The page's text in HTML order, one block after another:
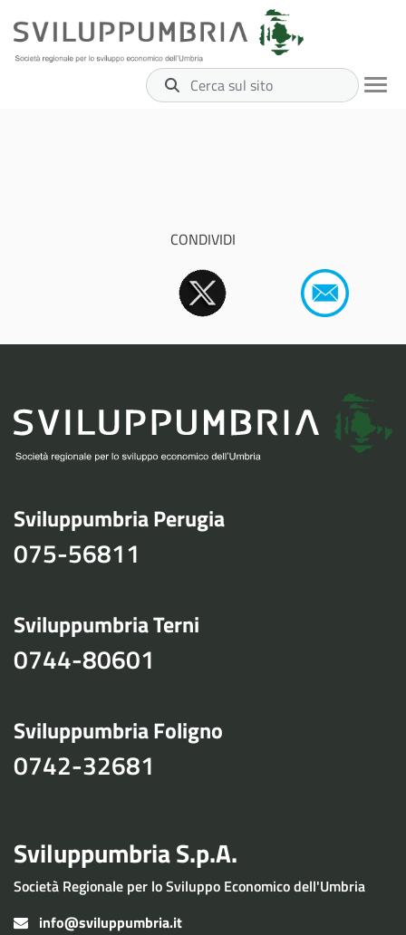
Cerca sul sito
CONDIVIDI
Sviluppumbria Perugia
075-56811
Sviluppumbria Terni
0744-80601
Sviluppumbria Foligno
0742-32681
Sviluppumbria S.p.A.
Società Regionale per lo Sviluppo Economico dell'Umbria
info@sviluppumbria.it